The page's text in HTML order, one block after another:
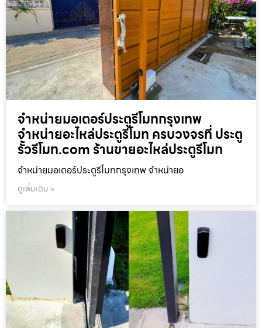
จำหน่ายมอเตอร์ประตูรีโมทกรุงเทพ
จำหน่ายอะไหล่ประตูรีโมท ครบวงจรที่ ประตู
รั้วรีโมท.com ร้านขายอะไหล่ประตูรีโมท
จำหน่ายมอเตอร์ประตูรีโมทกรุงเทพ จำหน่ายอ
ดูเพิ่มเติม »